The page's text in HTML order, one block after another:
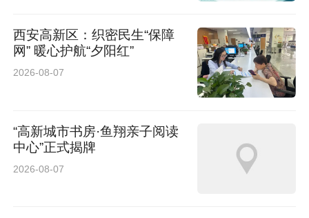
西安高新区：织密民生“保障
网” 暖心护航“夕阳红”
2026-08-07
“高新城市书房·鱼翔亲子阅读
中心”正式揭牌
2026-08-07